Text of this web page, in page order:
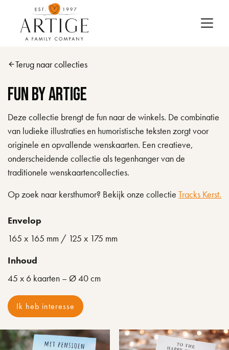
Skip to main content
arrow_backTerug naar collecties
Fun by Artige
Deze collectie brengt de fun naar de winkels. De combinatie
van ludieke illustraties en humoristische teksten zorgt voor
originele en opvallende wenskaarten. Een creatieve,
onderscheidende collectie als tegenhanger van de
traditionele wenskaartencollecties.
Op zoek naar kersthumor? Bekijk onze collectie Tracks Kerst.
Envelop
165 x 165 mm / 125 x 175 mm
Inhoud
45 x 6 kaarten – Ø 40 cm
Ik heb interesse